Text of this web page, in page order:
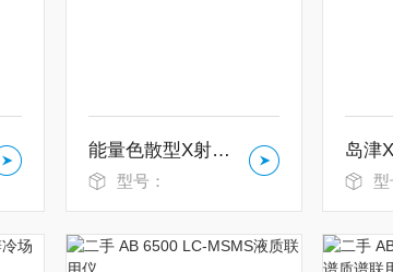
能量色散型X射线荧光分析仪 EDX-8100
型号： 型